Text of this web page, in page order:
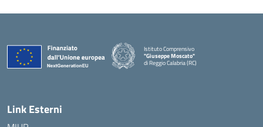
Istituto Comprensivo
"Giuseppe Moscato"
di Reggio Calabria (RC)
— Visita la pagina iniziale della scuola
Link Esterni